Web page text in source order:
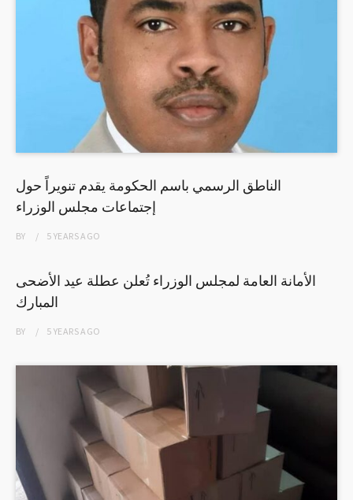
الناطق الرسمي باسم الحكومة يقدم تنويراً حول
إجتماعات مجلس الوزراء
BY 5 YEARSAGO
الأمانة العامة لمجلس الوزراء تُعلن عطلة عيد الأضحى
المبارك
BY 5 YEARSAGO